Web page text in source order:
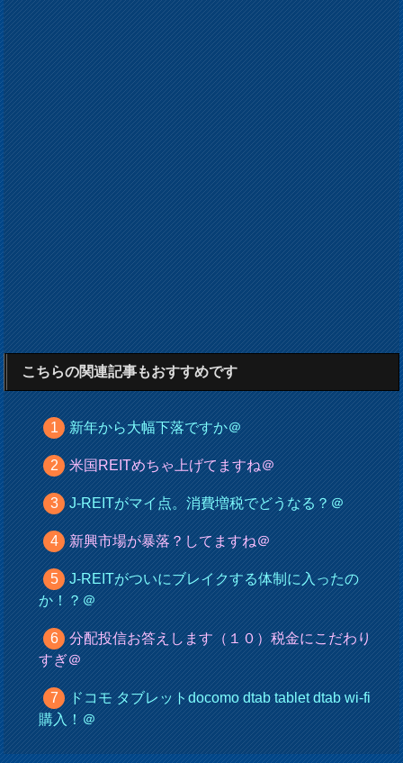
こちらの関連記事もおすすめです
新年から大幅下落ですか＠
米国REITめちゃ上げてますね＠
J-REITがマイ点。消費増税でどうなる？＠
新興市場が暴落？してますね＠
J-REITがついにブレイクする体制に入ったの
か！？＠
分配投信お答えします（１０）税金にこだわり
すぎ＠
ドコモ タブレットdocomo dtab tablet dtab wi-fi
購入！＠